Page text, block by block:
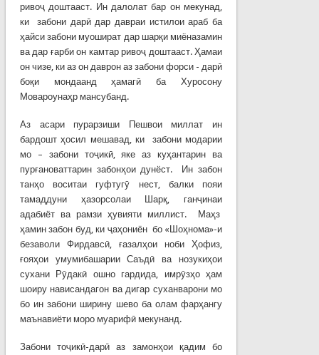
ривоҷ доштааст. Ин далолат бар он мекунад,
ки забони дарӣ дар давраи истилои араб ба
ҳайси забони муошират дар шарқи миёназамин
ва дар ғарби он камтар ривоҷ доштааст. Ҳамаи
он чизе, ки аз он даврон аз забони форси - дарӣ
боқи мондаанд ҳамагӣ ба Хуросону
Мовароунаҳр мансубанд.
Аз асари пурарзиши Пешвои миллат ин
бардошт ҳосил мешавад, ки забони модарии
мо – забони тоҷикӣ, яке аз куҳантарин ва
пурғановаттарин забонҳои дунёст. Ин забон
танҳо воситаи гуфтугӯ нест, балки пояи
тамаддуни ҳазорсолаи Шарқ, ганҷинаи
адабиёт ва рамзи ҳувияти миллист. Маҳз
ҳамин забон буд, ки ҷаҳониён бо «Шоҳнома»-и
безаволи Фирдавсӣ, ғазалҳои ноби Ҳофиз,
ғояҳои умумибашарии Саъдӣ ва нозукиҳои
сухани Рӯдакӣ ошно гардида, имрӯзҳо ҳам
шоиру нависандагон ва дигар суханварони мо
бо ин забони ширину шево ба олам фарҳангу
маънавиёти моро муарифӣ мекунанд.
Забони тоҷикӣ-дарӣ аз замонҳои қадим бо